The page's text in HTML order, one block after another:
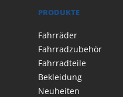
PRODUKTE
Fahrräder
Fahrradzubehör
Fahrradteile
Bekleidung
Neuheiten